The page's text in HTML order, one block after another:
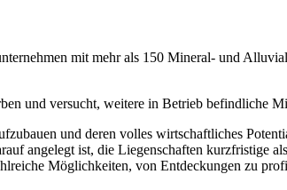
mit mehr als 150 Mineral- und
und versucht, weitere in Betrieb befindliche
und deren volles wirtschaftliches
angelegt ist, die Liegenschaften kurzfristige
Möglichkeiten, von Entdeckungen zu